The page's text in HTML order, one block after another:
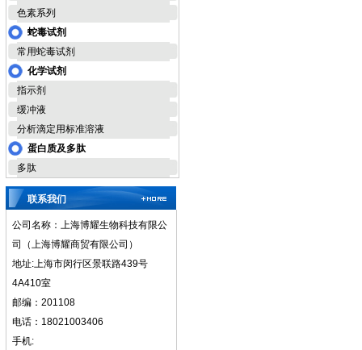
色素系列
蛇毒试剂
常用蛇毒试剂
化学试剂
指示剂
缓冲液
分析滴定用标准溶液
蛋白质及多肽
多肽
联系我们
公司名称：上海博耀生物科技有限公
司（上海博耀商贸有限公司）
地址:上海市闵行区景联路439号
4A410室
邮编：201108
电话：18021003406
手机: